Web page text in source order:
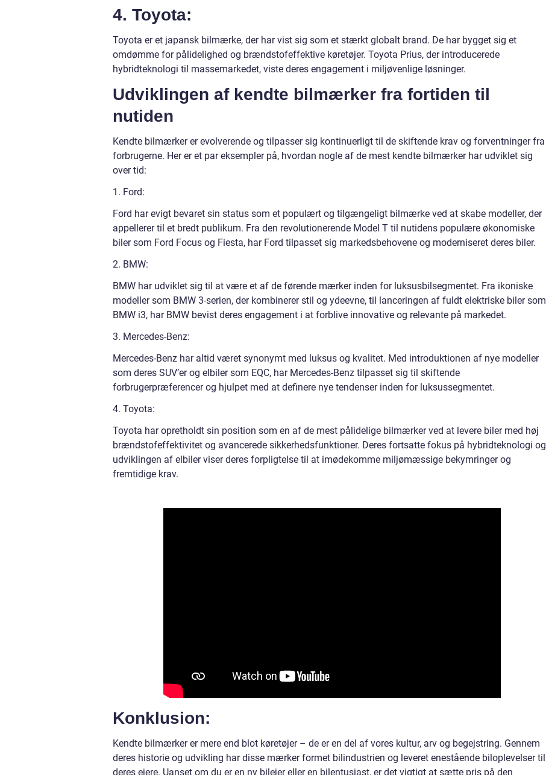
4. Toyota:
Toyota er et japansk bilmærke, der har vist sig som et stærkt globalt brand. De har bygget sig et
omdømme for pålidelighed og brændstofeffektive køretøjer. Toyota Prius, der introducerede
hybridteknologi til massemarkedet, viste deres engagement i miljøvenlige løsninger.
Udviklingen af kendte bilmærker fra fortiden til
nutiden
Kendte bilmærker er evolverende og tilpasser sig kontinuerligt til de skiftende krav og forventninger fra
forbrugerne. Her er et par eksempler på, hvordan nogle af de mest kendte bilmærker har udviklet sig
over tid:
1. Ford:
Ford har evigt bevaret sin status som et populært og tilgængeligt bilmærke ved at skabe modeller, der
appellerer til et bredt publikum. Fra den revolutionerende Model T til nutidens populære økonomiske
biler som Ford Focus og Fiesta, har Ford tilpasset sig markedsbehovene og moderniseret deres biler.
2. BMW:
BMW har udviklet sig til at være et af de førende mærker inden for luksusbilsegmentet. Fra ikoniske
modeller som BMW 3-serien, der kombinerer stil og ydeevne, til lanceringen af fuldt elektriske biler som
BMW i3, har BMW bevist deres engagement i at forblive innovative og relevante på markedet.
3. Mercedes-Benz:
Mercedes-Benz har altid været synonymt med luksus og kvalitet. Med introduktionen af nye modeller
som deres SUV’er og elbiler som EQC, har Mercedes-Benz tilpasset sig til skiftende
forbrugerpræferencer og hjulpet med at definere nye tendenser inden for luksussegmentet.
4. Toyota:
Toyota har opretholdt sin position som en af de mest pålidelige bilmærker ved at levere biler med høj
brændstofeffektivitet og avancerede sikkerhedsfunktioner. Deres fortsatte fokus på hybridteknologi og
udviklingen af elbiler viser deres forpligtelse til at imødekomme miljømæssige bekymringer og
fremtidige krav.
Konklusion:
Kendte bilmærker er mere end blot køretøjer – de er en del af vores kultur, arv og begejstring. Gennem
deres historie og udvikling har disse mærker formet bilindustrien og leveret enestående biloplevelser til
deres ejere. Uanset om du er en ny bilejer eller en bilentusiast, er det vigtigt at sætte pris på den